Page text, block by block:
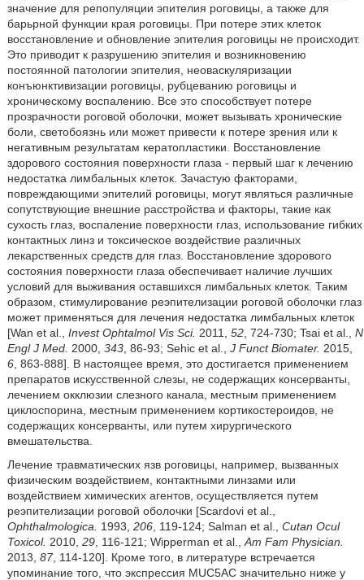
значение для репопуляции эпителия роговицы, а также для
барьрной функции края роговицы. При потере этих клеток
восстановление и обновление эпителия роговицы не происходит.
Это приводит к разрушению эпителия и возникновению
постоянной патологии эпителия, неоваскуляризации
конъюнктивизации роговицы, рубцеванию роговицы и
хроническому воспалению. Все это способствует потере
прозрачности роговой оболочки, может вызывать хронические
боли, светобоязнь или может привести к потере зрения или к
негативным результатам кератопластики. Восстановление
здорового состояния поверхности глаза - первый шаг к лечению
недостатка лимбальных клеток. Зачастую факторами,
повреждающими эпителий роговицы, могут являться различные
сопутствующие внешние расстройства и факторы, такие как
сухость глаз, воспаление поверхности глаз, использование гибких
контактных линз и токсическое воздействие различных
лекарственных средств для глаз. Восстановление здорового
состояния поверхности глаза обеспечивает наличие лучших
условий для выживания оставшихся лимбальных клеток. Таким
образом, стимулирование реэпителизации роговой оболочки глаз
может применяться для лечения недостатка лимбальных клеток
[Wan et al., Invest Ophtalmol Vis Sci. 2011, 52, 724-730; Tsai et al., N
Engl J Med. 2000, 343, 86-93; Sehic et al., J Funct Biomater. 2015,
6, 863-888]. В настоящее время, это достигается применением
препаратов искусственной слезы, не содержащих консерванты,
лечением окклюзии слезного канала, местным применением
циклоспорина, местным применением кортикостероидов, не
содержащих консерванты, или путем хирургического
вмешательства.
Лечение травматических язв роговицы, например, вызванных
физическим воздействием, контактными линзами или
воздействием химических агентов, осуществляется путем
реэпителизации роговой оболочки [Scardovi et al.,
Ophthalmologica.
1993, 206, 119-124; Salman et al., Cutan Ocul
Toxicol. 2010, 29, 116-121; Wipperman et al., Am Fam Physician.
2013, 87, 114-120]. Кроме того, в литературе встречается
упоминание того, что экспрессия MUC5AC значительно ниже у